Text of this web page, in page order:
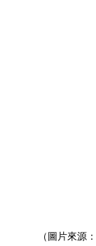
（圖片來源：